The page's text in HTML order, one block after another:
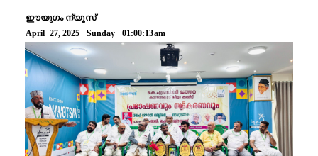
ഈയുഗം ന്യൂസ്
April 27, 2025 Sunday 01:00:13am